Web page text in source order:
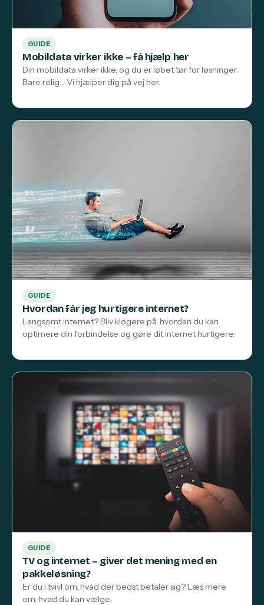
GUIDE
Mobildata virker ikke – få hjælp her
Din mobildata virker ikke, og du er løbet tør for løsninger.
Bare rolig… Vi hjælper dig på vej her.
GUIDE
Hvordan får jeg hurtigere internet?
Langsomt internet? Bliv klogere på, hvordan du kan
optimere din forbindelse og gøre dit internet hurtigere.
GUIDE
TV og internet – giver det mening med en
pakkeløsning?
Er du i tvivl om, hvad der bedst betaler sig? Læs mere
om, hvad du kan vælge.